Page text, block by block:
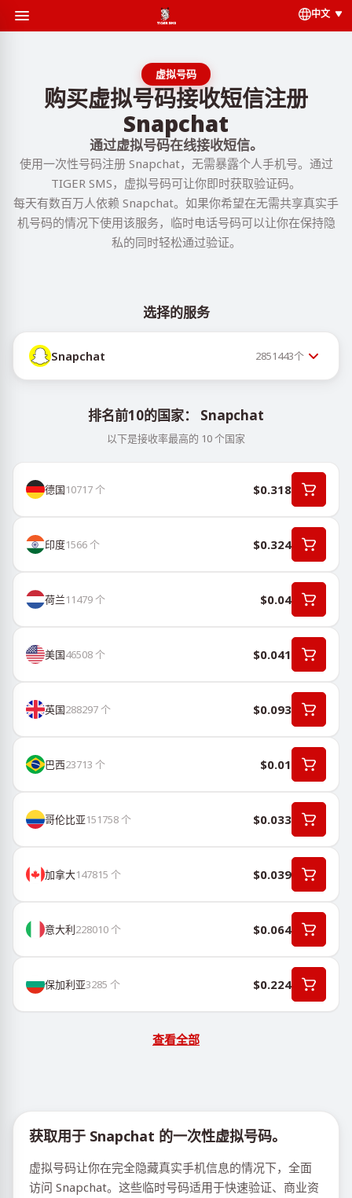
中文
虚拟号码
购买虚拟号码接收短信注册
Snapchat
通过虚拟号码在线接收短信。
使用一次性号码注册 Snapchat，无需暴露个人手机号。通过
TIGER SMS，虚拟号码可让你即时获取验证码。
每天有数百万人依赖 Snapchat。如果你希望在无需共享真实手
机号码的情况下使用该服务，临时电话号码可以让你在保持隐
私的同时轻松通过验证。
选择的服务
Snapchat 2851443个
排名前10的国家： Snapchat
以下是接收率最高的 10 个国家
德国10717个 $0.318
印度1566个 $0.324
荷兰11479个 $0.04
美国46508个 $0.041
英国288297个 $0.093
巴西23713 个 $0.01
哥伦比亚151758个 $0.033
加拿大147815 个 $0.039
意大利228010个 $0.064
保加利亚3285 个 $0.224
查看全部
获取用于 Snapchat 的一次性虚拟号码。
虚拟号码让你在完全隐藏真实手机信息的情况下，全面
访问 Snapchat。这些临时号码适用于快速验证、商业资